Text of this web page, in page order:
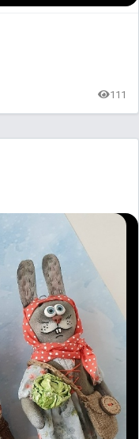
111